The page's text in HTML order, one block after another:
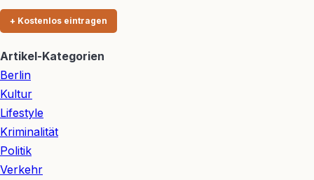
+ Kostenlos eintragen
Artikel-Kategorien
Berlin
Kultur
Lifestyle
Kriminalität
Politik
Verkehr